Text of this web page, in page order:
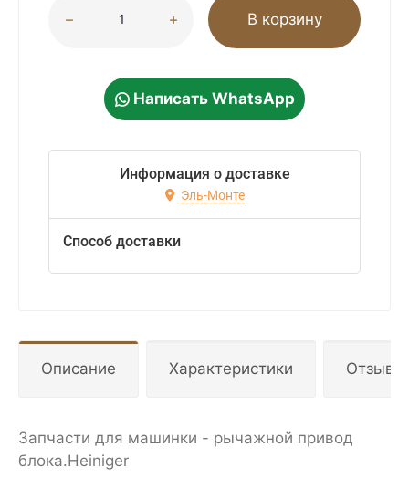
В корзину
Написать WhatsApp
Информация о доставке
Эль-Монте
Способ доставки
Описание Характеристики
Запчасти для машинки - рычажной привод
блока.Heiniger